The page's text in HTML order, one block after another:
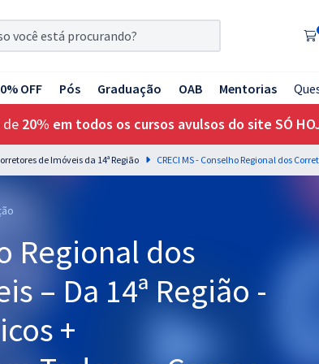
OFF Pós Graduação OAB Mentorias
de 20% em todos os cursos avulsos do site SÓ
de Imóveis da 14ª Região
Regional dos
– Da 14ª Região -
+